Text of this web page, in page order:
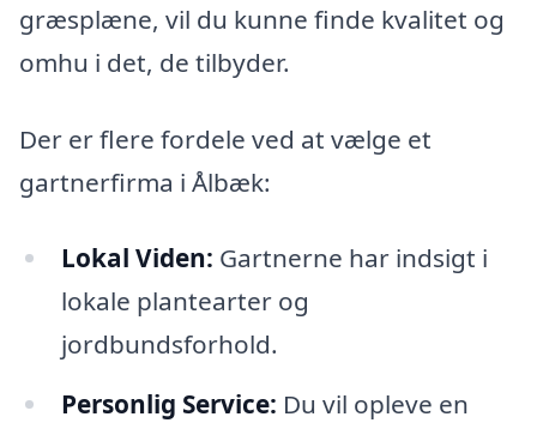
græsplæne, vil du kunne finde kvalitet og
omhu i det, de tilbyder.
Der er flere fordele ved at vælge et
gartnerfirma i Ålbæk:
Lokal Viden: Gartnerne har indsigt i
lokale plantearter og
jordbundsforhold.
Personlig Service: Du vil opleve en